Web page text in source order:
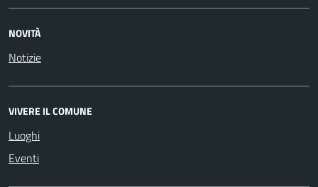
NOVITÀ
Notizie
VIVERE IL COMUNE
Luoghi
Eventi